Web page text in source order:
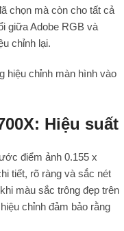
chọn mà còn cho tất cả
giữa Adobe RGB và
chỉnh lại.
hiệu chỉnh màn hình vào
Hiệu suất
điểm ảnh 0.155 x
tiết, rõ ràng và sắc nét
màu sắc trông đẹp trên
chỉnh đảm bảo rằng